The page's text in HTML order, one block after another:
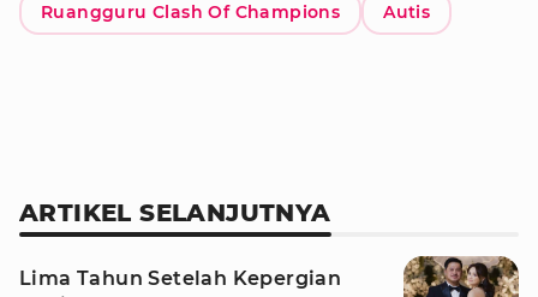
Ruangguru Clash Of Champions Autis
ARTIKEL SELANJUTNYA
Lima Tahun Setelah Kepergian